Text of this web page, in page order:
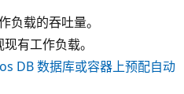
负载的吞吐量。
现有工作负载。
DB 数据库或容器上预配自动